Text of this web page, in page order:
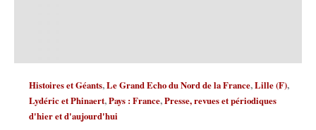
Histoires et Géants,Le Grand Echo du Nord de la France,Lille (F),
Lydéric et Phinaert,Pays : France,Presse, revues et périodiques
d'hier et d'aujourd'hui